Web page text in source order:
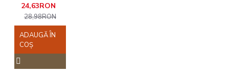
24,63RON
28,98RON
ADAUGĂ ÎN
COŞ